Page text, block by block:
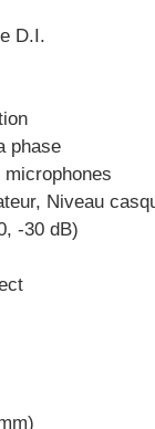
D.I.
phase
Niveau
-30 dB)